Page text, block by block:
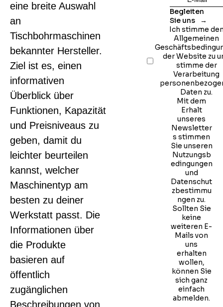
eine breite Auswahl
an
Tischbohrmaschinen
bekannter Hersteller.
Ziel ist es, einen
informativen
Überblick über
Funktionen, Kapazität
und Preisniveaus zu
geben, damit du
leichter beurteilen
kannst, welcher
Maschinentyp am
besten zu deiner
Werkstatt passt. Die
Informationen über
die Produkte
basieren auf
öffentlich
zugänglichen
Beschreibungen von
Begleiten
Sie uns
Ich stimme
Allgemeinen
der Website zu
stimme der
Verarbeitung
Daten zu.
Mit dem
Erhalt
unseres
Newsletter
s stimmen
Sie unseren
Nutzungsb
edingungen
und
Datenschut
zbestimmu
ngen zu.
Sollten Sie
keine
weiteren E-
Mails von
uns
erhalten
wollen,
können Sie
sich ganz
einfach
abmelden.